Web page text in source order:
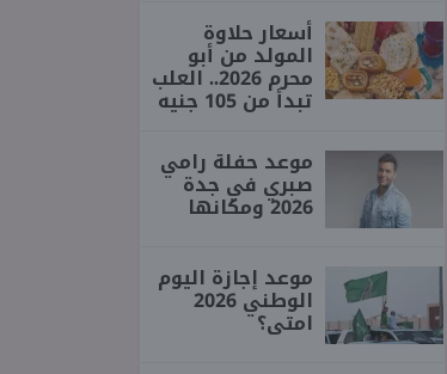
أسعار حلاوة
المولد من أبو
محرم 2026.. العلب
تبدأ من 105 جنيه
موعد حفلة رامي
صبري في جدة
2026 ومكانها
موعد إجازة اليوم
الوطني 2026
امتى؟